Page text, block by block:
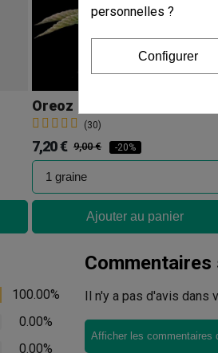
Oreoz
(30)
7,20 € 9,00 € -20%
Ajouter au panier
100.00%
0.00%
0.00%
Commentaires
Il n'y a pas d'avis
Afficher les commentaires
personnelles ?
Configurer